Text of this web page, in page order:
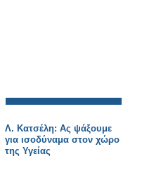
Λ. Κατσέλη: Ας ψάξουμε
για ισοδύναμα στον χώρο
της Υγείας